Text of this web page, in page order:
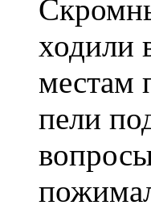
ходили
местам
пели